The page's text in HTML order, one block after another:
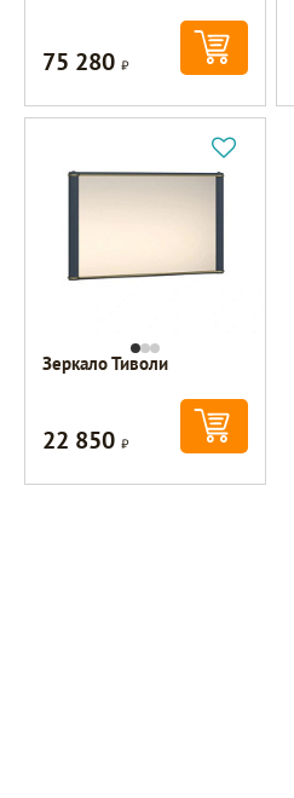
75 280Р
Зеркало Тиволи
22 850Р